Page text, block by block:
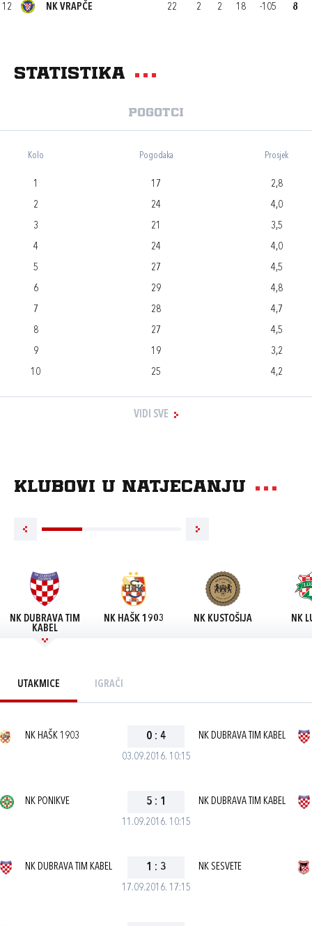
12 NK VRAPČE 22 2 2 18 -105 8
Statistika
Pogotci
Kolo Pogodaka Prosjek
1 17
2,8
2
24
4,0
3
21
3,5
4
24
4,0
5
27
4,5
6
29
4,8
7
28
4,7
8
27
4,5
9
19
3,2
10
25 4,2
VIDI SVE
Klubovi u natjecanju
NK DUBRAVA TIM
KABEL
NK HAŠK 1903 NK KUSTOŠIJA NK
UTAKMICE IGRAČI
03.09.2016. 10:15
NK HAŠK 1903 0 : 4 NK DUBRAVA TIM KABEL
11.09.2016. 10:15
NK PONIKVE 5 : 1 NK DUBRAVA TIM KABEL
17.09.2016. 17:15
NK DUBRAVA TIM KABEL 1 : 3 NK SESVETE